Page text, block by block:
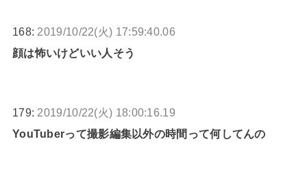
168: 2019/10/22(火) 17:59:40.06
顔は怖いけどいい人そう
179: 2019/10/22(火) 18:00:16.19
YouTuberって撮影編集以外の時間って何してんの